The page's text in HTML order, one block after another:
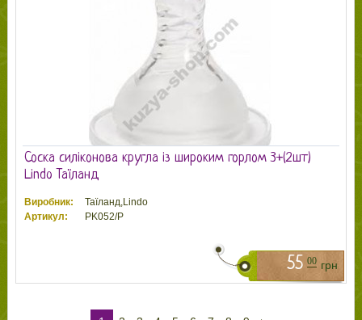
Соска силіконова кругла із широким горлом 3+(2шт)
Lindo Таїланд
Виробник:
Таїланд,Lindo
Артикул:
PK052/Р
55 00 грн